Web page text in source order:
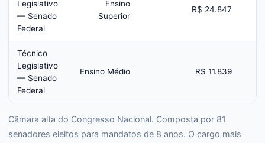
Legislativo
— Senado
Federal
Ensino
Superior
R$ 24.847
Técnico
Legislativo
— Senado
Federal
Ensino Médio R$ 11.839
Câmara alta do Congresso Nacional. Composta por 81
senadores eleitos para mandatos de 8 anos. O cargo mais